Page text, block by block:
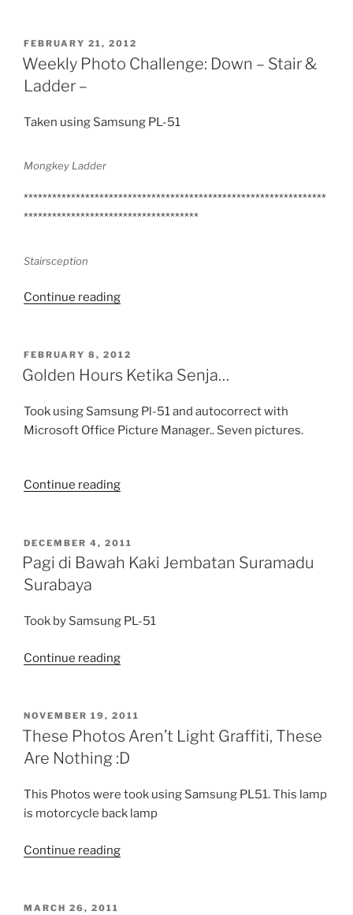
POSTED
ON
FEBRUARY 21, 2012
Weekly Photo Challenge: Down – Stair &
Ladder –
Taken using Samsung PL-51
Mongkey Ladder
****************************************************************
*************************************
Stairsception
Continue reading“Weekly
Down
–
&
Ladder
POSTED
ON
FEBRUARY 8, 2012
Golden Hours Ketika Senja…
Took using Samsung Pl-51 and autocorrect with
Microsoft Office Picture Manager.. Seven pictures.
Continue reading“Golden
Senja…”
POSTED
ON
DECEMBER 4, 2011
Pagi di Bawah Kaki Jembatan Suramadu
Surabaya
Took by Samsung PL-51
Continue reading“Pagi
Kaki
Jembatan
Suramadu
POSTED
ON
NOVEMBER 19, 2011
These Photos Aren’t Light Graffiti, These
Are Nothing :D
This Photos were took using Samsung PL51. This lamp
is motorcycle back lamp
Continue reading“These
POSTED
MARCH 26, 2011